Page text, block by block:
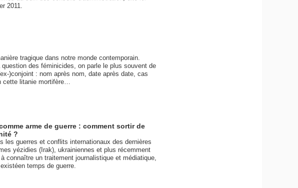
2011.
tragique dans notre monde contemporain.
question des féminicides, on parle le plus souvent de
)conjoint : nom après nom, date après date, cas
cette litanie mortifère…
arme de guerre : comment sortir de
?
les guerres et conflits internationaux des dernières
yézidies (Irak), ukrainiennes et plus récemment
connaître un traitement journalistique et médiatique,
temps de guerre.